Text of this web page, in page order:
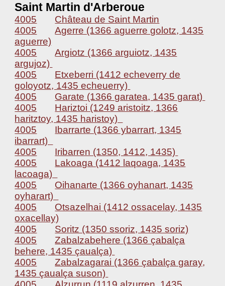
Saint Martin d'Arberoue
4005
Château de Saint Martin
4005
Agerre (1366 aguerre golotz, 1435
aguerre)
4005
Argiotz (1366 arguiotz, 1435
argujoz)
4005
Etxeberri (1412 echeverry de
goloyotz, 1435 echeuerry)
4005
Garate (1366 garatea, 1435 garat)
4005
Hariztoi (1249 aristoitz, 1366
haritztoy, 1435 haristoy)
4005
Ibarrarte (1366 ybarrart, 1345
ibarrart)
4005
Iribarren (1350, 1412, 1435)
4005
Lakoaga (1412 laqoaga, 1435
lacoaga)
4005
Oihanarte (1366 oyhanart, 1435
oyharart)
4005
Otsazelhai (1412 ossacelay, 1435
oxacellay)
4005
Soritz (1350 ssoriz, 1435 soriz)
4005
Zabalzabehere (1366 çabalça
behere, 1435 çaualça)
4005
Zabalzagarai (1366 çabalça garay,
1435 çaualça suson)